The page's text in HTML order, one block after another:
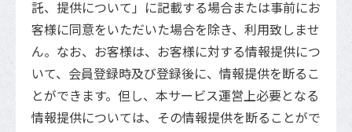
託、提供について」に記載する場合または事前にお
客様に同意をいただいた場合を除き、利用致しませ
ん。なお、お客様は、お客様に対する情報提供につ
いて、会員登録時及び登録後に、情報提供を断るこ
とができます。但し、本サービス運営上必要となる
情報提供については、その情報提供を断ることがで